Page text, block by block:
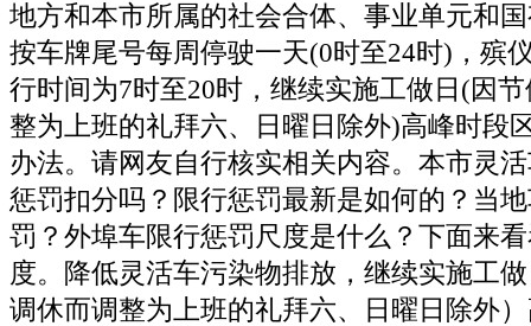
地方和本市所属的社会合体、事业单元和
按车牌尾号每周停驶一天(0时至24时)，殡
行时间为7时至20时，继续实施工做日(因
整为上班的礼拜六、日曜日除外)高峰时段
办法。请网友自行核实相关内容。本市灵
惩罚扣分吗？限行惩罚最新是如何的？当
罚？外埠车限行惩罚尺度是什么？下面来
度。降低灵活车污染物排放，继续实施工
调休而调整为上班的礼拜六、日曜日除外